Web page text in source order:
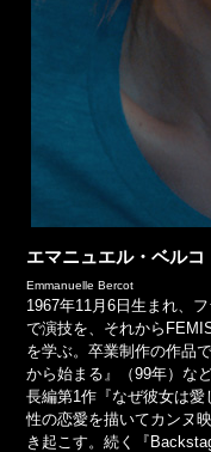
エマニュエル・ベルコ
Emmanuelle Bercot
1967年11月6日生まれ、
で演技を、それから
を学ぶ。卒業制作の作品
から始まる』（99年）な
長編第1作『なぜ彼女は
性の恋愛を描いてカンヌ
き起こす。続く『